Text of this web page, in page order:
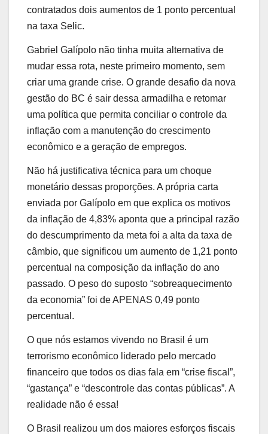
contratados dois aumentos de 1 ponto percentual
na taxa Selic.
Gabriel Galípolo não tinha muita alternativa de
mudar essa rota, neste primeiro momento, sem
criar uma grande crise. O grande desafio da nova
gestão do BC é sair dessa armadilha e retomar
uma política que permita conciliar o controle da
inflação com a manutenção do crescimento
econômico e a geração de empregos.
Não há justificativa técnica para um choque
monetário dessas proporções. A própria carta
enviada por Galípolo em que explica os motivos
da inflação de 4,83% aponta que a principal razão
do descumprimento da meta foi a alta da taxa de
câmbio, que significou um aumento de 1,21 ponto
percentual na composição da inflação do ano
passado. O peso do suposto “sobreaquecimento
da economia” foi de APENAS 0,49 ponto
percentual.
O que nós estamos vivendo no Brasil é um
terrorismo econômico liderado pelo mercado
financeiro que todos os dias fala em “crise fiscal”,
“gastança” e “descontrole das contas públicas”. A
realidade não é essa!
O Brasil realizou um dos maiores esforços fiscais